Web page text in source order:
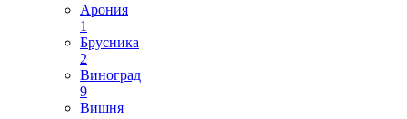
Арония
1
Брусника
2
Виноград
9
Вишня